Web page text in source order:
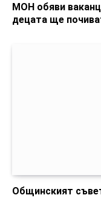
МОН обяви
децата ще
Общинският